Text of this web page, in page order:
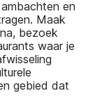
en
Maak
bezoek
waar je
gebied dat